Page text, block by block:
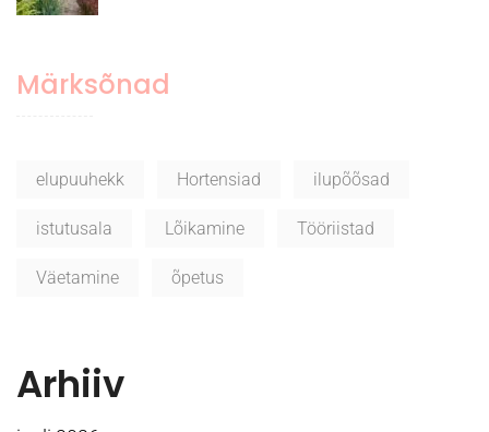
Märksõnad
elupuuhekk Hortensiad ilupõõsad
istutusala Lõikamine Tööriistad
Väetamine õpetus
Arhiiv